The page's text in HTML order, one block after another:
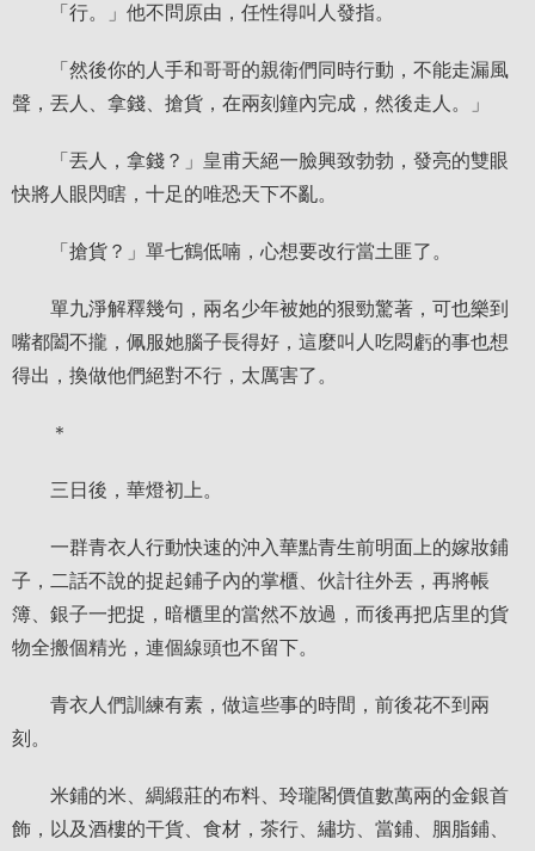
「行。」他不問原由，任性得叫人發指。
「然後你的人手和哥哥的親衛們同時行動，不能走漏風
聲，丟人、拿錢、搶貨，在兩刻鐘內完成，然後走人。」
「丟人，拿錢？」皇甫天絕一臉興致勃勃，發亮的雙眼
快將人眼閃瞎，十足的唯恐天下不亂。
「搶貨？」單七鶴低喃，心想要改行當土匪了。
單九淨解釋幾句，兩名少年被她的狠勁驚著，可也樂到
嘴都闔不攏，佩服她腦子長得好，這麼叫人吃悶虧的事也想
得出，換做他們絕對不行，太厲害了。
＊
三日後，華燈初上。
一群青衣人行動快速的沖入華點青生前明面上的嫁妝鋪
子，二話不說的捉起鋪子內的掌櫃、伙計往外丟，再將帳
簿、銀子一把捉，暗櫃里的當然不放過，而後再把店里的貨
物全搬個精光，連個線頭也不留下。
青衣人們訓練有素，做這些事的時間，前後花不到兩
刻。
米鋪的米、綢緞莊的布料、玲瓏閣價值數萬兩的金銀首
飾，以及酒樓的干貨、食材，茶行、繡坊、當鋪、胭脂鋪、